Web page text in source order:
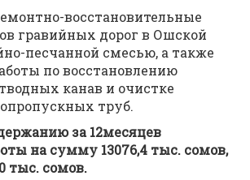
восстановительные
гравийных дорог в Ошской
песчанной смесью, а также
по восстановлению
канав и очистке
труб.
за 12месяцев
на сумму 13076,4 тыс. сомов,
тыс. сомов.